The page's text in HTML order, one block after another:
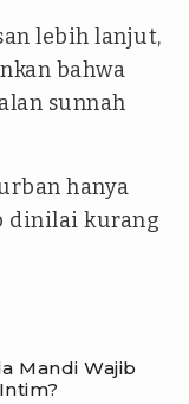
lebih lanjut,
bahwa
sunnah
hanya
dinilai kurang
Mandi Wajib